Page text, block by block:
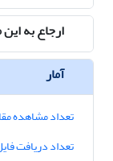
ارجاع به این
آمار
تعداد مشاهده
تعداد دریافت